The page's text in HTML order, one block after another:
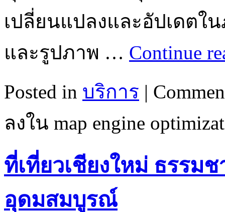
เปลี่ยนแปลงและอัปเดตใ
และรูปภาพ … Continue
Posted in บริการ |
ลงใน map engine
ที่เที่ยวเชียงใหม่ ธรรม
อุดมสมบูรณ์